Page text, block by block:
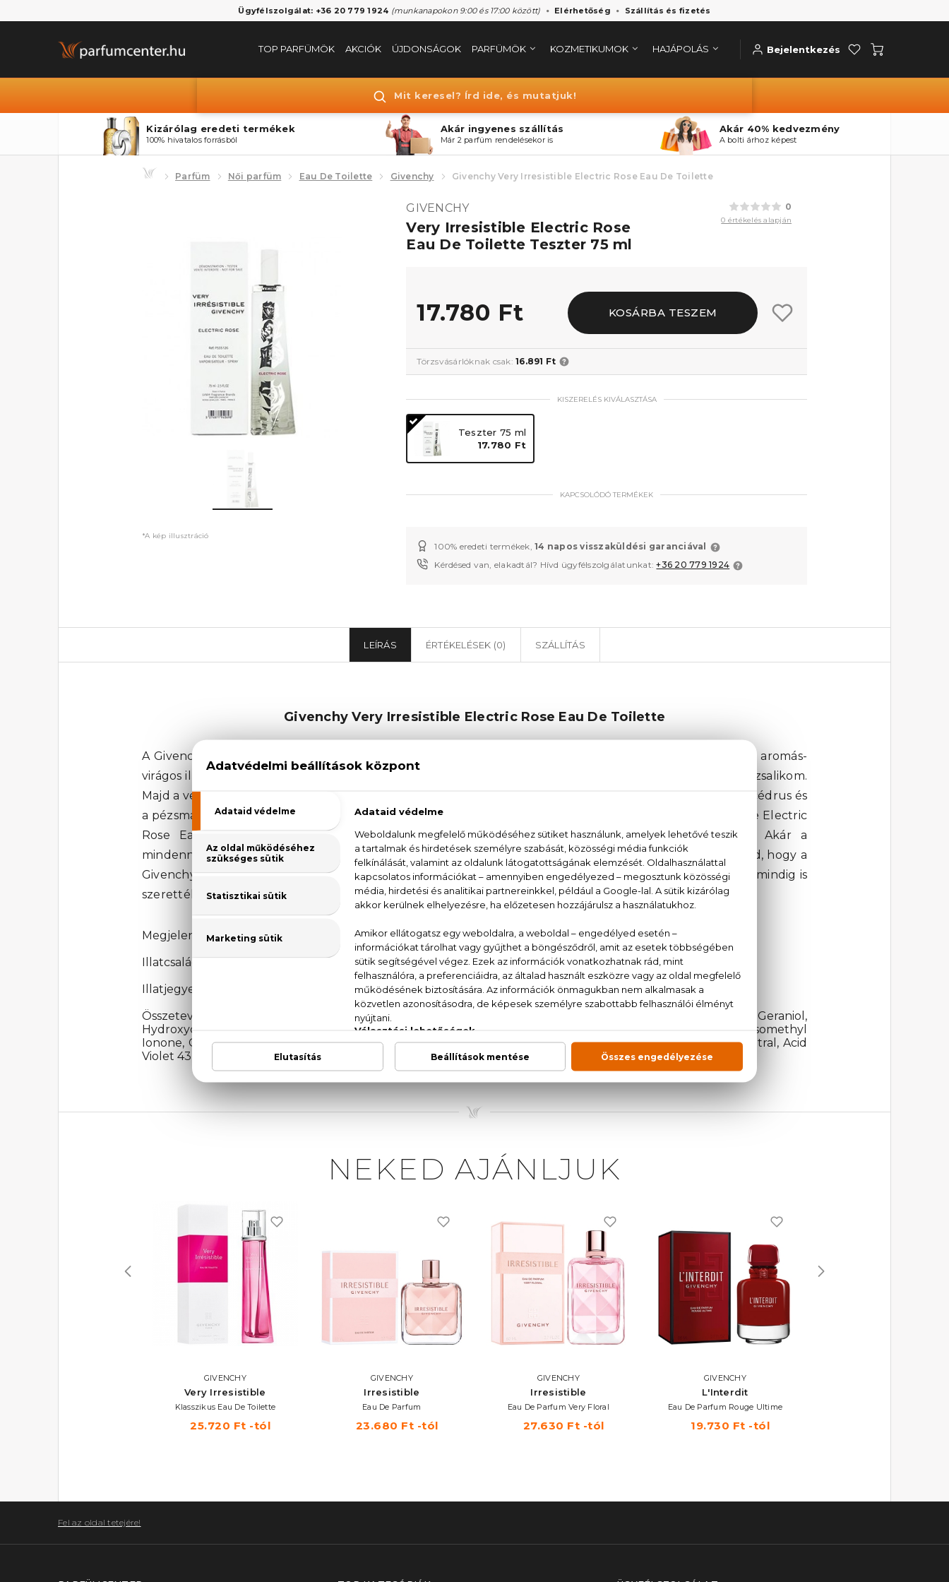
Ügyfélszolgálat: +36 20 779 1924 (munkanapokon 9:00 és 17:00 között) Elérhetőség Szállítás és fizetés
TOP PARFÜMÖK AKCIÓK ÚJDONSÁGOK PARFÜMÖK KOZMETIKUMOK HAJÁPOLÁS Bejelentkezés
Mit keresel? Írd ide, és mutatjuk!
Kizárólag eredeti termékek
100% hivatalos forrásból
Akár ingyenes szállítás
Már 2 parfüm rendelésekor is
Akár 40% kedvezmény
A bolti árhoz képest
Parfüm Női parfüm Eau De Toilette Givenchy Givenchy Very Irresistible Electric Rose Eau De Toilette
*A kép illusztráció
0
0 értékelés alapján
GIVENCHY
Very Irresistible Electric Rose
Eau De Toilette Teszter 75 ml
17.780 Ft KOSÁRBA TESZEM
Törzsvásárlóknak csak:16.891 Ft
KISZERELÉS KIVÁLASZTÁSA
Teszter 75 ml
17.780 Ft
KAPCSOLÓDÓ TERMÉKEK
100% eredeti termékek,14 napos visszaküldési garanciával
Kérdésed van, elakadtál? Hívd ügyfélszolgálatunkat:+36 20 779 1924
LEÍRÁS ÉRTÉKELÉSEK (0) SZÁLLÍTÁS
Givenchy Very Irresistible Electric Rose Eau De Toilette
A Givenchy Very Irresistible Electric Rose Eau De Toilette női parfüm magával ragadja az érzékeket. Az aromás-
virágos illatcsaládban helyet foglaló parfüm első illatjegyei az édes áfonya, a friss citromhéj és a pikáns bazsalikom.
Majd a verbéna és az ibolya illata szeli át a levegőt, amit a rózsa nőies jegyei követnek. A parfüm alapját a cédrus és
a pézsma alkotja, melyek melegséget és tartósságot kölcsönöznek az illatnak. A Givenchy Very Irresistible Electric
Rose Eau De Toilette női parfüm egy olyan illat, mely minden alkalomra tökéletes választás. Akár a
mindennapokban, akár egy különleges eseményen szeretnéd viselni, mindig tökéletes választás. Engedd, hogy a
Givenchy Very Irresistible Electric Rose Eau De Toilette női parfüm megadja azt a magabiztosságot, amit mindig is
szerettél volna!
Megjelenési év: 2012
Illatcsalád: Aromás-virágos
Illatjegyek: Áfonya, citromhéj, bazsalikom, verbéna, rózsa, ibolya, cédrus, pézsma
Összetevők: Alcohol, Water / Aqua, Parfum/Fragrance, Linalool, Benzyl Salicylate, Octinoxate, Geraniol,
Hydroxycitronellal, Butyl Methoxydibenzoylmethane, Butylene Glycol Dicaprylate/ Dicaprate, Alpha-Isomethyl
Ionone, Citronellol, Coumarin, BHT, Benzyl Alcohol, Limonene, Benzyl Benzoate, Eugenol, Anise Alcohol, Citral, Acid
Violet 43
NEKED AJÁNLJUK
GIVENCHY
Very Irresistible
Klasszikus Eau De Toilette
25.720 Ft -tól
GIVENCHY
Irresistible
Eau De Parfum
23.680 Ft -tól
GIVENCHY
Irresistible
Eau De Parfum Very Floral
27.630 Ft -tól
GIVENCHY
L'Interdit
Eau De Parfum Rouge Ultime
19.730 Ft -tól
Fel az oldal tetejére!